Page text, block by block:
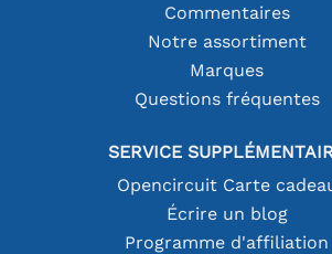
Commentaires
Notre assortiment
Marques
Questions fréquentes
SERVICE
Opencircuit Carte
Écrire un blog
Programme d'affiliation